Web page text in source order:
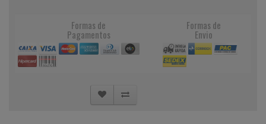
Formas de
Pagamentos
Formas de
Envio